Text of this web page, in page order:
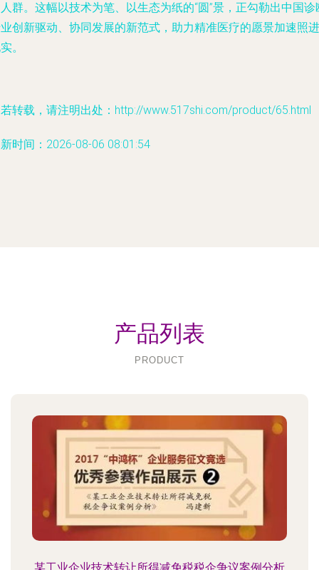
群。这幅以技术为笔、以生态为纸的“圆”景，正勾勒出中国诊
创新驱动、协同发展的新范式，助力精准医疗的愿景加速照进
。
转载，请注明出处：http://www.517shi.com/product/65.html
时间：2026-08-06 08:01:54
产品列表
PRODUCT